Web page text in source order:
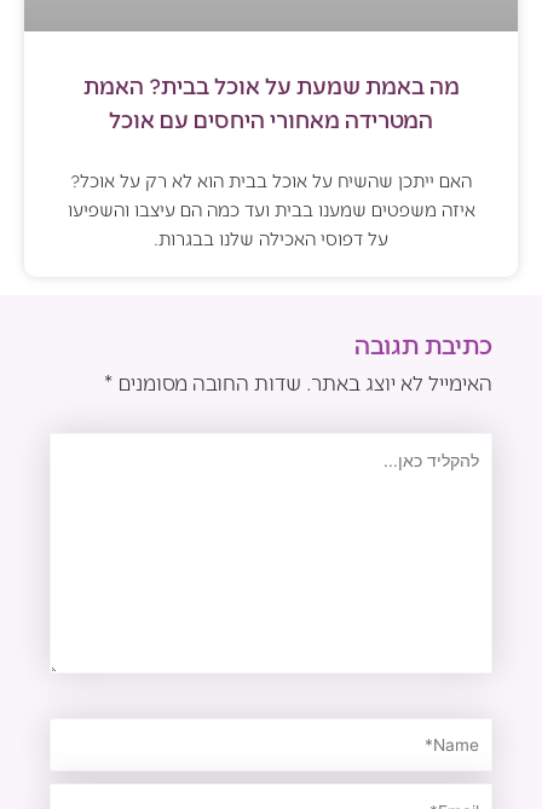
מה באמת שמעת על אוכל בבית? האמת
המטרידה מאחורי היחסים עם אוכל
האם ייתכן שהשיח על אוכל בבית הוא לא רק על אוכל?
איזה משפטים שמענו בבית ועד כמה הם עיצבו והשפיעו
על דפוסי האכילה שלנו בבגרות.
כתיבת תגובה
האימייל לא יוצג באתר. שדות החובה מסומנים *
להקליד
Name*
Email*